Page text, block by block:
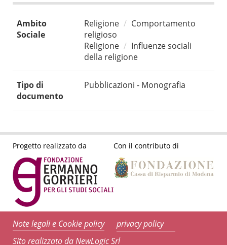
Ambito
Sociale
Religione
Comportamento
religioso
Religione
Influenze sociali
della religione
Tipo di
documento
Pubblicazioni - Monografia
Progetto realizzato da Con il contributo di
Note legali e Cookie policy
privacy policy
Sito realizzato da NewLogic Srl